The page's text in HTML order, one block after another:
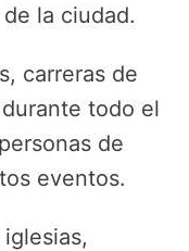
la ciudad.
carreras de
todo el
de
eventos.